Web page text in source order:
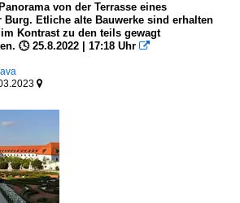
von der Terrasse eines
Burg. Etliche alte Bauwerke sind erhalten
Kontrast zu den teils gewagt
🕓 25.8.2022 | 17:18 Uhr 
